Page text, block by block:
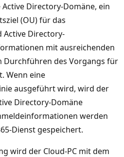
Directory-Domäne, ein
(OU) für das
Directory-
mit ausreichenden
Durchführen des Vorgangs für
Wenn eine
ausgeführt wird, wird der
Directory-Domäne
werden
Dienst gespeichert.
wird der Cloud-PC mit dem